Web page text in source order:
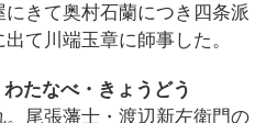
きて奥村石蘭につき四条派
て川端玉章に師事した。
たなべ・きょうどう
尾張藩士・渡辺新左衛門の